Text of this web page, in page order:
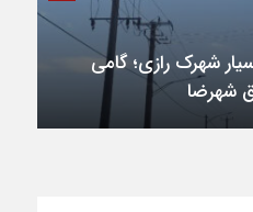
تکمیل میدان بسیج شهرضا اختصاص
بلوار خلیج فارس در